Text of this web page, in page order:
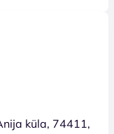
küla, 74411,